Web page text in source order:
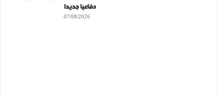
دفاعيا جديدا
07/08/2026